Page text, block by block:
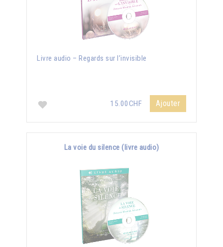
Livre audio – Regards sur l’invisible
15.00CHF Ajouter
La voie du silence (livre audio)